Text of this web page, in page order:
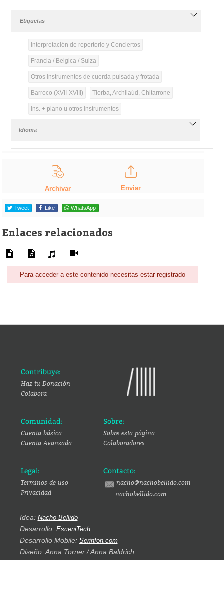
Etiquetas
Interpretación de repertorio y Conciertos
Francia / Belgica / Suiza
Otros instrumentos de cuerda pulsada y frotada
Barroco (XVII-XVIII) Tiorba, Archilaúd, Chitarrone
Ins. + piano u otros instrumentos
Idioma
Archivar Enviar
Tweet Like WhatsApp
Enlaces relacionados
Para acceder a este contenido necesitas estar registrado
Contribuye:
Haz tu Donación
Colabora
Comunidad:
Cuenta básica
Cuenta Avanzada
Sobre:
Sobre esta página
Colaboradores
Legal:
Terminos de uso
Privacidad
Contacto:
nacho@nachobellido.com
nachobellido.com
Idea: Nacho Bellido
Desarrollo: EsceniTech
Desarrollo Mobile: Serinfon.com
Diseño: Anna Torner / Anna Baldrich